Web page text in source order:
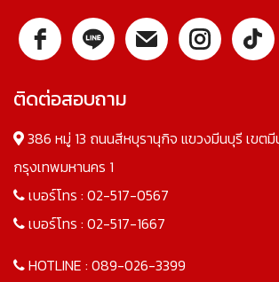
ติดต่อสอบถาม
386 หมู่ 13 ถนนสีหบุรานุกิจ แขวงมีนบุรี เขตมี
กรุงเทพมหานคร 1
เบอร์โทร : 02-517-0567
เบอร์โทร : 02-517-1667
HOTLINE : 089-026-3399